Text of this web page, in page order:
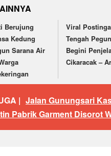
Berujung
Kedung
Sarana Air
Viral
Tengah
Begini
Cikaracak –
| Jalan Gunungsari
Pabrik Garment Disorot